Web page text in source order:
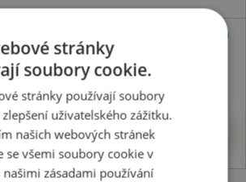
Skladem
me not RG DP749
Koupit
stránky
soubory cookie.
stránky používají soubory
uživatelského zážitku.
našich webových stránek
se všemi soubory cookie v
našimi zásadami používání